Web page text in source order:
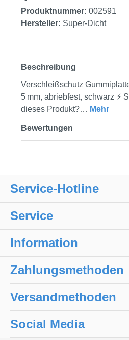
Produktnummer: 002591
Hersteller: Super-Dicht
Beschreibung
Verschleißschutz
5 mm, abriebfest, schwarz ⚡
dieses Produkt?… Mehr
Bewertungen
Service-Hotline
Service
Information
Zahlungsmethoden
Versandmethoden
Social Media